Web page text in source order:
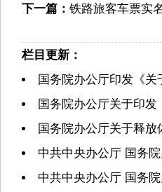
下一篇： 铁路旅客车票实
栏目更新：
国务院办公厅印发《
国务院办公厅关于印
国务院办公厅关于释
中共中央办公厅 国务
中共中央办公厅 国务